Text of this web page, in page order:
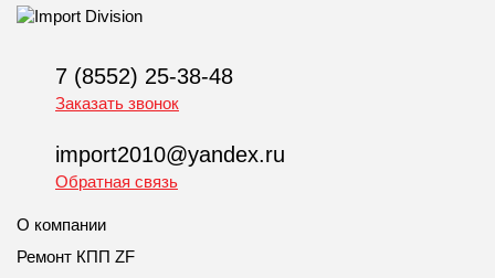
7 (8552) 25-38-48
Заказать звонок
import2010@yandex.ru
Обратная связь
О компании
Ремонт КПП ZF